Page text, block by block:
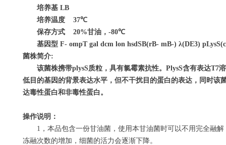
培养基 LB
培养温度 37℃
保存方式 20%甘油，-80℃
基因型 F- ompT gal dcm lon hsdSB(rB- mB-)λ(DE3)
菌株简介:
该菌株携带plysS质粒，具有氯霉素抗性。 PlysS含有表达T7
低目的基因的背景表达水平，但不干扰目的蛋白的表达，同时该
达毒性蛋白和非毒性蛋白。
操作说明：
1 ，本品包含一份甘油菌，使用本甘油菌时可以不用完全融
冻融次数的增加，细菌的活力会逐渐下降。